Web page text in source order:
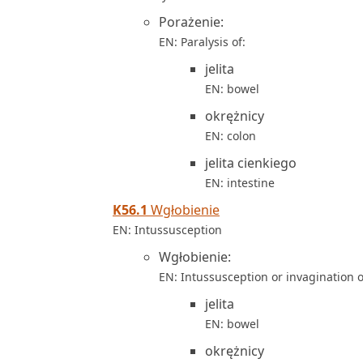
Porażenie:
EN: Paralysis of:
jelita
EN: bowel
okrężnicy
EN: colon
jelita cienkiego
EN: intestine
K56.1 Wgłobienie
EN: Intussusception
Wgłobienie:
EN: Intussusception or invagination
jelita
EN: bowel
okrężnicy